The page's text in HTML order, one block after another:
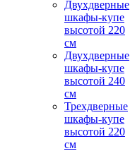
Двухдверные
шкафы-купе
высотой 220
см
Двухдверные
шкафы-купе
высотой 240
см
Трехдверные
шкафы-купе
высотой 220
см